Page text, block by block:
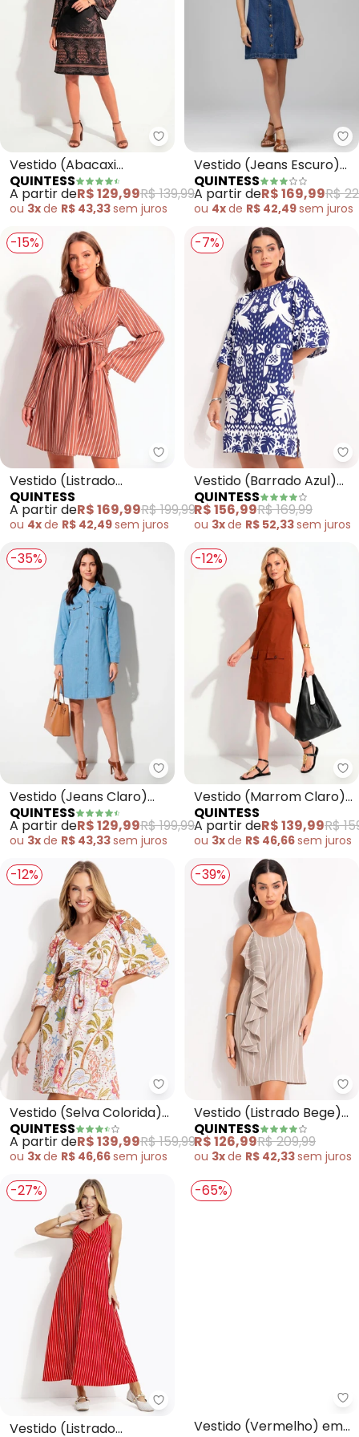
Quintess - Vestido (Abacaxi
Vestido (Abacaxi
Tropical) em Malha Fria
QUINTESS
A partir deR$ 129,99R$ 139,99
ou 3xde R$ 43,33sem juros
Vestido (Jeans Escuro)
em Jeans
QUINTESS
A partir deR$ 169,99R$
ou 4xde R$ 42,49sem juros
-15%
Quintess - Vestido (Listrado
Vestido (Listrado
Marrom) em Tecido
Plano Maquinetado
QUINTESS
A partir deR$ 169,99R$ 199,99
ou 4xde R$ 42,49sem juros
-7%
Vestido (Barrado Azul)
em Malha Fria
QUINTESS
R$ 156,99R$ 169,99
ou 3xde R$ 52,33sem juros
-35%
Quintess - Vestido (Jeans
Vestido (Jeans Claro)
com Bolsos
QUINTESS
A partir deR$ 129,99R$ 199,99
ou 3xde R$ 43,33sem juros
-12%
Vestido (Marrom Claro)
em Nylon Suede
QUINTESS
A partir deR$ 139,99R$
ou 3xde R$ 46,66sem juros
-12%
Quintess - Vestido (Selva
Vestido (Selva Colorida)
em Malha Texturizada
QUINTESS
A partir deR$ 139,99R$ 159,99
ou 3xde R$ 46,66sem juros
-39%
Vestido (Listrado Bege)
em Alfaiataria
QUINTESS
R$ 126,99R$ 209,99
ou 3xde R$ 42,33sem juros
-27%
Quintess - Vestido (Listrado
Vestido (Listrado
-65%
Vestido (Vermelho) em